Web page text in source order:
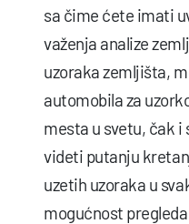
sa čime ćete imati
važenja analize
uzoraka zemljišta,
automobila za
mesta u svetu, čak i
videti putanju
uzetih uzoraka u
mogućnost